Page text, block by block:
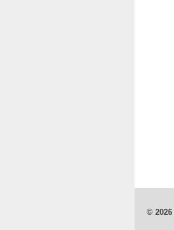
© 2026